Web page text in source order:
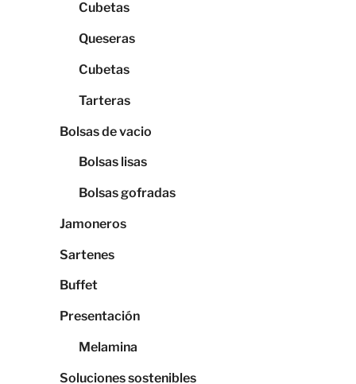
Cubetas
Queseras
Cubetas
Tarteras
Bolsas de vacio
Bolsas lisas
Bolsas gofradas
Jamoneros
Sartenes
Buffet
Presentación
Melamina
Soluciones sostenibles